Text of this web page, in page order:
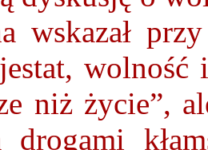
wskazał
niż życie”,